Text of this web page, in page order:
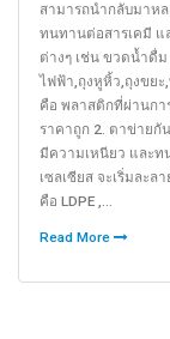
สามารถนำกลับมาห
ทนทานต่อสารเคมี
ต่างๆ เช่น ขวดน้ำดื่ม
ไฟฟ้า,ถุงหูหิ้ว,ถุงขย
คือ พลาสติกที่ผ่านกา
ราคาถูก 2. ตาข่าย
มีความเหนียว และท
เซลเซียส จะเริ่มละ
คือ LDPE ,...
Read More